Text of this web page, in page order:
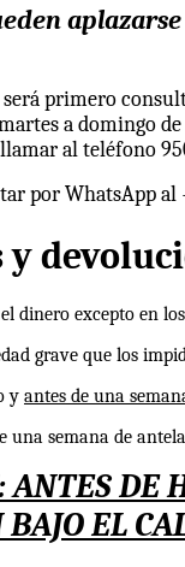
primero
a domingo de
al teléfono
por WhatsApp al
dinero excepto en
grave que los
y antes de una
una semana de
DE
EL